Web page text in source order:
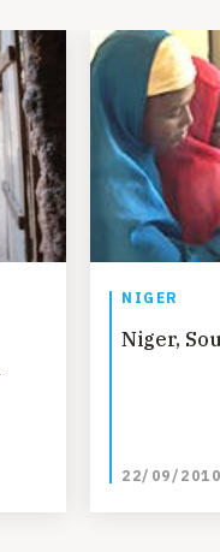
NIGER
Niger,
22/09/2010